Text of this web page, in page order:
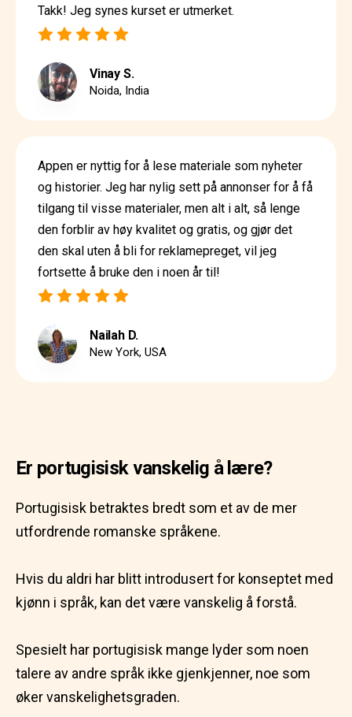
Takk! Jeg synes kurset er utmerket.
Vinay S.
Noida, India
Appen er nyttig for å lese materiale som nyheter
og historier. Jeg har nylig sett på annonser for å få
tilgang til visse materialer, men alt i alt, så lenge
den forblir av høy kvalitet og gratis, og gjør det
den skal uten å bli for reklamepreget, vil jeg
fortsette å bruke den i noen år til!
Nailah D.
New York, USA
Er portugisisk vanskelig å lære?
Portugisisk betraktes bredt som et av de mer
utfordrende romanske språkene.
Hvis du aldri har blitt introdusert for konseptet med
kjønn i språk, kan det være vanskelig å forstå.
Spesielt har portugisisk mange lyder som noen
talere av andre språk ikke gjenkjenner, noe som
øker vanskelighetsgraden.